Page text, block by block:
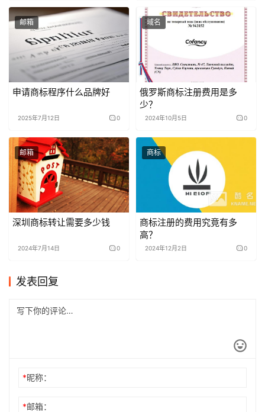
邮箱
申请商标程序什么品牌好
2025年7月12日 0
域名
俄罗斯商标注册费用是多
少？
2024年10月5日 0
邮箱
深圳商标转让需要多少钱
2024年7月14日 0
商标
商标注册的费用究竟有多
高？
2024年12月2日 0
发表回复
*昵称：
*邮箱：